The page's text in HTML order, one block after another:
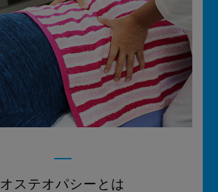
オステオパシーとは